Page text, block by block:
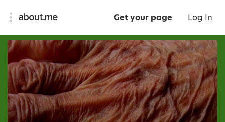
Get your page Log In